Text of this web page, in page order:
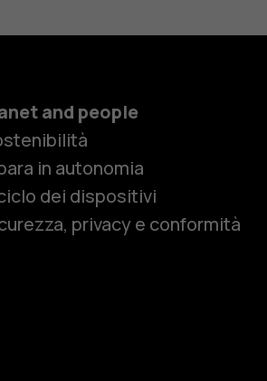
and people
in autonomia
dei dispositivi
privacy e conformità